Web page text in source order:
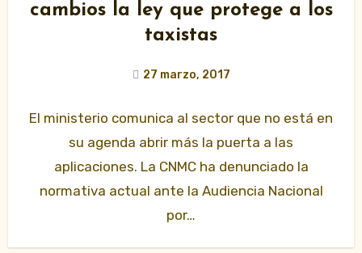
cambios la ley que protege a los
taxistas
27 marzo, 2017
El ministerio comunica al sector que no está en
su agenda abrir más la puerta a las
aplicaciones. La CNMC ha denunciado la
normativa actual ante la Audiencia Nacional
por…